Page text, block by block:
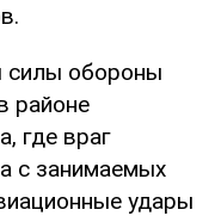
силы обороны
районе
где враг
с занимаемых
удары